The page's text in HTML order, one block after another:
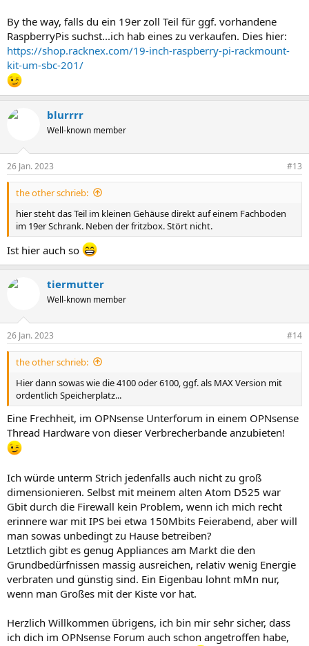
By the way, falls du ein 19er zoll Teil für ggf. vorhandene
RaspberryPis suchst...ich hab eines zu verkaufen. Dies hier:
https://shop.racknex.com/19-inch-raspberry-pi-rackmount-
kit-um-sbc-201/
blurrrr
Well-known member
26 Jan. 2023 #13
the other schrieb:
hier steht das Teil im kleinen Gehäuse direkt auf einem Fachboden
im 19er Schrank. Neben der fritzbox. Stört nicht.
Ist hier auch so
tiermutter
Well-known member
26 Jan. 2023 #14
the other schrieb:
Hier dann sowas wie die 4100 oder 6100, ggf. als MAX Version mit
ordentlich Speicherplatz...
Eine Frechheit, im OPNsense Unterforum in einem OPNsense
Thread Hardware von dieser Verbrecherbande anzubieten!
Ich würde unterm Strich jedenfalls auch nicht zu groß
dimensionieren. Selbst mit meinem alten Atom D525 war
Gbit durch die Firewall kein Problem, wenn ich mich recht
erinnere war mit IPS bei etwa 150Mbits Feierabend, aber will
man sowas unbedingt zu Hause betreiben?
Letztlich gibt es genug Appliances am Markt die den
Grundbedürfnissen massig ausreichen, relativ wenig Energie
verbraten und günstig sind. Ein Eigenbau lohnt mMn nur,
wenn man Großes mit der Kiste vor hat.
Herzlich Willkommen übrigens, ich bin mir sehr sicher, dass
ich dich im OPNsense Forum auch schon angetroffen habe,